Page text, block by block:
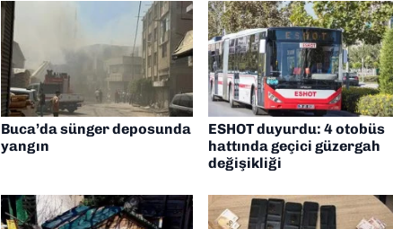
Buca’da sünger deposunda
yangın
ESHOT duyurdu: 4 otobüs
hattında geçici güzergah
değişikliği